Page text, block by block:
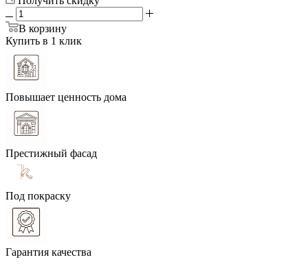
В корзину
Купить в 1 клик
Повышает ценность дома
Престижный фасад
Под покраску
Гарантия качества